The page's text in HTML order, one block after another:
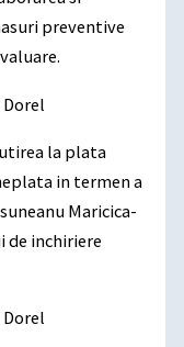
preventive
la plata
in termen a
Maricica-
de inchiriere